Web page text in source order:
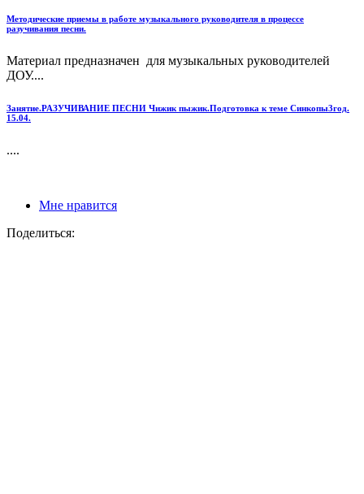
Методические приемы в работе музыкального руководителя в процессе
разучивания песни.
Материал предназначен для музыкальных руководителей
ДОУ....
Занятие.РАЗУЧИВАНИЕ ПЕСНИ Чижик пыжик.Подготовка к теме Синкопы3год.
15.04.
....
Мне нравится
Поделиться: